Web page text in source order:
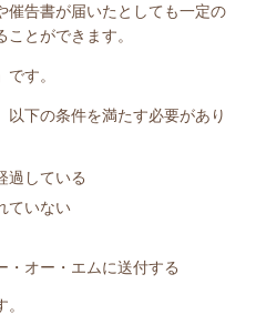
催告書が届いたとして も一定の
とができます。
す。
下の条件を満たす必要があり
過している
ていない
・オー・エムに送付する